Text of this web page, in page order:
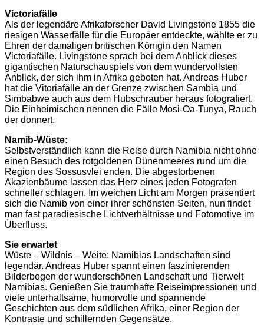
Victoriafälle
Als der legendäre Afrikaforscher David Livingstone 1855 die
riesigen Wasserfälle für die Europäer entdeckte, wählte er zu
Ehren der damaligen britischen Königin den Namen
Victoriafälle. Livingstone sprach bei dem Anblick dieses
gigantischen Naturschauspiels von dem wundervollsten
Anblick, der sich ihm in Afrika geboten hat. Andreas Huber
hat die Vitoriafälle an der Grenze zwischen Sambia und
Simbabwe auch aus dem Hubschrauber heraus fotografiert.
Die Einheimischen nennen die Fälle Mosi-Oa-Tunya, Rauch
der donnert.
Namib-Wüste:
Selbstverständlich kann die Reise durch Namibia nicht ohne
einen Besuch des rotgoldenen Dünenmeeres rund um die
Region des Sossusvlei enden. Die abgestorbenen
Akazienbäume lassen das Herz eines jeden Fotografen
schneller schlagen. Im weichen Licht am Morgen präsentiert
sich die Namib von einer ihrer schönsten Seiten, nun findet
man fast paradiesische Lichtverhältnisse und Fotomotive im
Überfluss.
Sie erwartet
Wüste – Wildnis – Weite: Namibias Landschaften sind
legendär. Andreas Huber spannt einen faszinierenden
Bilderbogen der wunderschönen Landschaft und Tierwelt
Namibias. Genießen Sie traumhafte Reiseimpressionen und
viele unterhaltsame, humorvolle und spannende
Geschichten aus dem südlichen Afrika, einer Region der
Kontraste und schillernden Gegensätze.